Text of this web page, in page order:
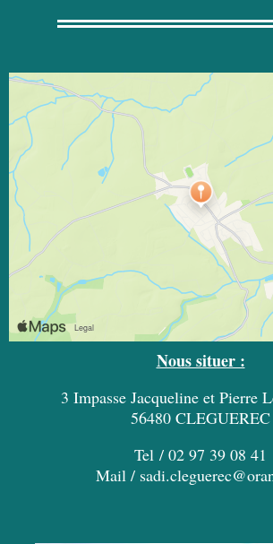
Nous situer :
3 Impasse Jacqueline et Pierre
56480 CLEGUEREC
Tel / 02 97 39 08 41
Mail /